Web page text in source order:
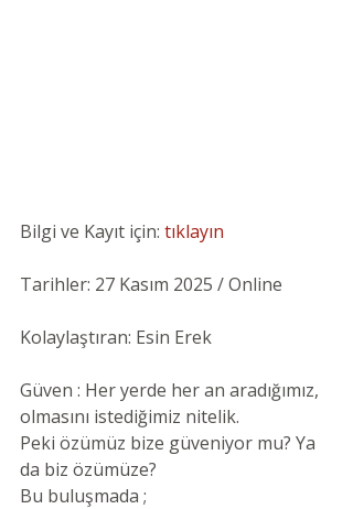
Bilgi ve Kayıt için: tıklayın
Tarihler: 27 Kasım 2025 / Online
Kolaylaştıran: Esin Erek
Güven : Her yerde her an aradığımız,
olmasını istediğimiz nitelik.
Peki özümüz bize güveniyor mu? Ya
da biz özümüze?
Bu buluşmada ;